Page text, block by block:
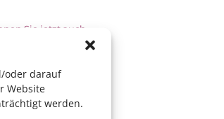
oder darauf
Website
werden.
Sie jetzt auch
zusammen mit
(Bürgergeld/